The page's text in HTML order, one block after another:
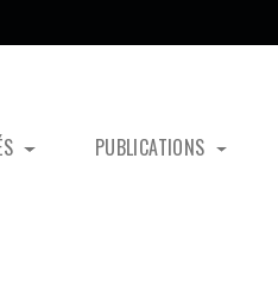
PUBLICATIONS